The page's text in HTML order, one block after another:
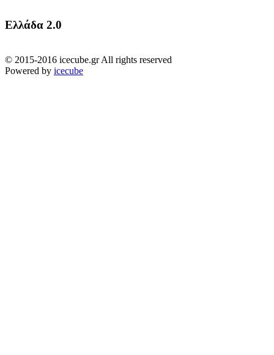
Ελλάδα 2.0
© 2015-2016 icecube.gr All rights reserved
Powered by icecube